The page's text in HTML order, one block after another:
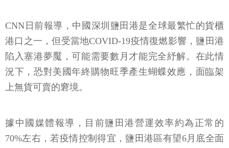
CNN日前報導，中國深圳鹽田港是全球最繁忙的貨櫃
港口之一，但受當地COVID-19疫情復燃影響，鹽田港
陷入塞港夢魘，可能需要數月才能完全紓解。在此情
況下，恐對美國年終購物旺季產生蝴蝶效應，面臨架
上無貨可賣的窘境。
據中國媒體報導，目前鹽田港營運效率約為正常的
70%左右，若疫情控制得宜，鹽田港區有望6月底全面